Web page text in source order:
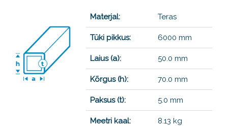
Materjal: Teras
Tüki pikkus: 6000 mm
Laius (a): 50.0 mm
Kõrgus (h): 70.0 mm
Paksus (t): 5.0 mm
Meetri kaal: 8.13 kg